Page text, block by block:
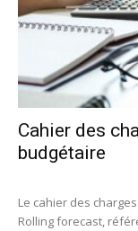
Cahier des
budgétaire
Le cahier des
Rolling forecast,